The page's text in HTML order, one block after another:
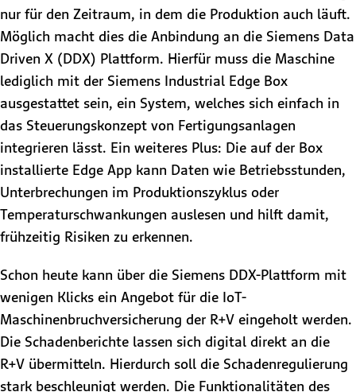
nur für den Zeitraum, in dem die Produktion auch läuft.
Möglich macht dies die Anbindung an die Siemens Data
Driven X (DDX) Plattform. Hierfür muss die Maschine
lediglich mit der Siemens Industrial Edge Box
ausgestattet sein, ein System, welches sich einfach in
das Steuerungskonzept von Fertigungsanlagen
integrieren lässt. Ein weiteres Plus: Die auf der Box
installierte Edge App kann Daten wie Betriebsstunden,
Unterbrechungen im Produktionszyklus oder
Temperaturschwankungen auslesen und hilft damit,
frühzeitig Risiken zu erkennen.
Schon heute kann über die Siemens DDX-Plattform mit
wenigen Klicks ein Angebot für die IoT-
Maschinenbruchversicherung der R+V eingeholt werden.
Die Schadenberichte lassen sich digital direkt an die
R+V übermitteln. Hierdurch soll die Schadenregulierung
stark beschleunigt werden. Die Funktionalitäten des